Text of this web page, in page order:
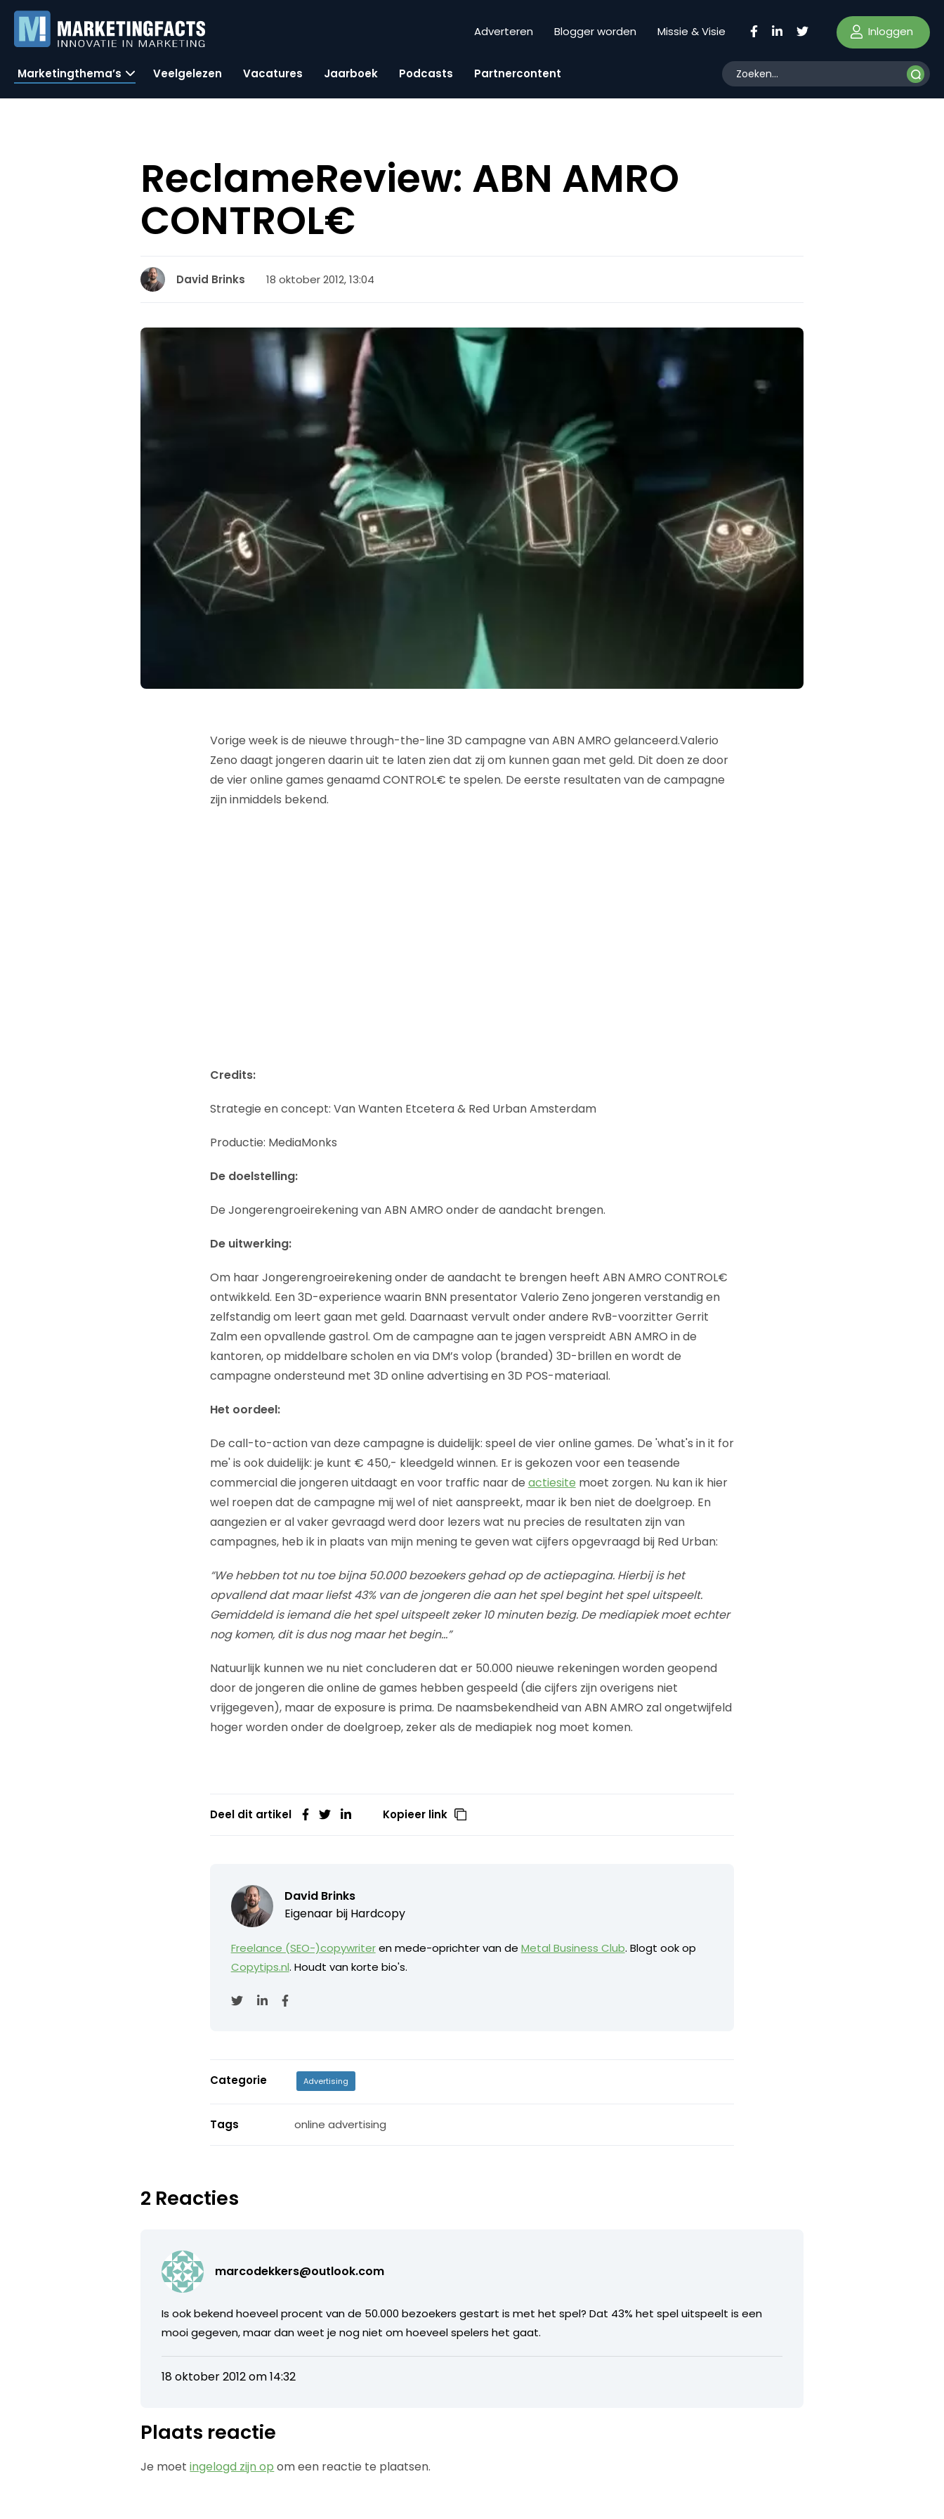
Adverteren Blogger worden Missie & Visie Inloggen
Marketingthema’s Veelgelezen Vacatures Jaarboek Podcasts Partnercontent
ReclameReview: ABN AMRO
CONTROL€
David Brinks 18 oktober 2012, 13:04
Vorige week is de nieuwe through-the-line 3D campagne van ABN AMRO gelanceerd.Valerio
Zeno daagt jongeren daarin uit te laten zien dat zij om kunnen gaan met geld. Dit doen ze door
de vier online games genaamd CONTROL€ te spelen. De eerste resultaten van de campagne
zijn inmiddels bekend.
Credits:
Strategie en concept: Van Wanten Etcetera & Red Urban Amsterdam
Productie: MediaMonks
De doelstelling:
De Jongerengroeirekening van ABN AMRO onder de aandacht brengen.
De uitwerking:
Om haar Jongerengroeirekening onder de aandacht te brengen heeft ABN AMRO CONTROL€
ontwikkeld. Een 3D-experience waarin BNN presentator Valerio Zeno jongeren verstandig en
zelfstandig om leert gaan met geld. Daarnaast vervult onder andere RvB-voorzitter Gerrit
Zalm een opvallende gastrol. Om de campagne aan te jagen verspreidt ABN AMRO in de
kantoren, op middelbare scholen en via DM’s volop (branded) 3D-brillen en wordt de
campagne ondersteund met 3D online advertising en 3D POS-materiaal.
Het oordeel:
De call-to-action van deze campagne is duidelijk: speel de vier online games. De 'what's in it for
me' is ook duidelijk: je kunt € 450,- kleedgeld winnen. Er is gekozen voor een teasende
commercial die jongeren uitdaagt en voor traffic naar de actiesite moet zorgen. Nu kan ik hier
wel roepen dat de campagne mij wel of niet aanspreekt, maar ik ben niet de doelgroep. En
aangezien er al vaker gevraagd werd door lezers wat nu precies de resultaten zijn van
campagnes, heb ik in plaats van mijn mening te geven wat cijfers opgevraagd bij Red Urban:
“We hebben tot nu toe bijna 50.000 bezoekers gehad op de actiepagina. Hierbij is het
opvallend dat maar liefst 43% van de jongeren die aan het spel begint het spel uitspeelt.
Gemiddeld is iemand die het spel uitspeelt zeker 10 minuten bezig. De mediapiek moet echter
nog komen, dit is dus nog maar het begin…”
Natuurlijk kunnen we nu niet concluderen dat er 50.000 nieuwe rekeningen worden geopend
door de jongeren die online de games hebben gespeeld (die cijfers zijn overigens niet
vrijgegeven), maar de exposure is prima. De naamsbekendheid van ABN AMRO zal ongetwijfeld
hoger worden onder de doelgroep, zeker als de mediapiek nog moet komen.
Deel dit artikel Kopieer link
David Brinks
Eigenaar bij Hardcopy
Freelance (SEO-)copywriteren mede-oprichter van de Metal Business Club. Blogt ook op
Copytips.nl. Houdt van korte bio's.
Categorie Advertising
Tags online advertising
2 Reacties
marcodekkers@outlook.com
Is ook bekend hoeveel procent van de 50.000 bezoekers gestart is met het spel? Dat 43% het spel uitspeelt is een
mooi gegeven, maar dan weet je nog niet om hoeveel spelers het gaat.
18 oktober 2012 om 14:32
Plaats reactie
Je moetingelogd zijn op om een reactie te plaatsen.